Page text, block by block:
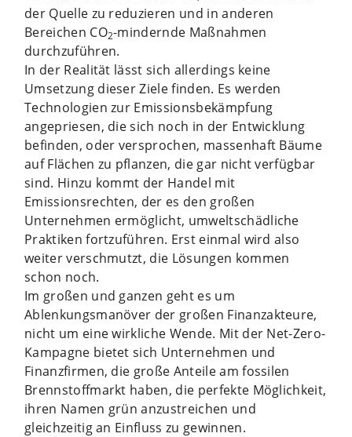
der Quelle zu reduzieren und in anderen
Bereichen CO2-mindernde Maßnahmen
durchzuführen.
In der Realität lässt sich allerdings keine
Umsetzung dieser Ziele finden. Es werden
Technologien zur Emissionsbekämpfung
angepriesen, die sich noch in der Entwicklung
befinden, oder versprochen, massenhaft Bäume
auf Flächen zu pflanzen, die gar nicht verfügbar
sind. Hinzu kommt der Handel mit
Emissionsrechten, der es den großen
Unternehmen ermöglicht, umweltschädliche
Praktiken fortzuführen. Erst einmal wird also
weiter verschmutzt, die Lösungen kommen
schon noch.
Im großen und ganzen geht es um
Ablenkungsmanöver der großen Finanzakteure,
nicht um eine wirkliche Wende. Mit der Net-Zero-
Kampagne bietet sich Unternehmen und
Finanzfirmen, die große Anteile am fossilen
Brennstoffmarkt haben, die perfekte Möglichkeit,
ihren Namen grün anzustreichen und
gleichzeitig an Einfluss zu gewinnen.